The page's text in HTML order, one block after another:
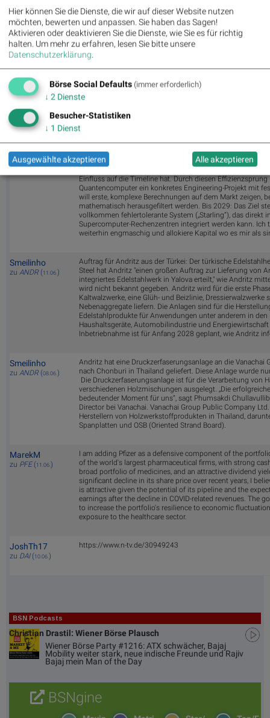
BaRaInvest
zuMSFT (07.06. )
https://de.tradingview.com/news/
wolfspelz
zuINL(12.06.)
Position verdoppelt
TradingEdge
zuINL(
Heute mit SNDK und INTC zwei Testkäufe mit sehr
nachhaltige Aufwärtsbewegung zu sein und muss sich
MrGoodinhouse
zuIBM( 11.06. )
IBM - Durchbruch bei Fehlerkorrekturverfahren Wie in
die Fehlerkorrektur einen wesentlichen Flaschenhals bei
Quantencomputer dar. IBM ist nun beim Quantum Low-
Einfluss auf die Timeline hat. Durch diesen Effizienzsprung
Quantencomputer ein konkretes Engineering-Projekt mit
will erste, komplexe Berechnungen auf dem Markt zeigen,
mathematisch herausgefiltert werden. Bis 2029: Das Ziel
vollkommen fehlertolerante System („Starling“), das direkt
Supercomputer-Rechenzentren integriert werden kann. Ich
weiterhin engmaschig und allokiere Kapital wo es mir als
Smeilinho
zu ANDR( 11.06.)
Auftrag für Andritz aus der Türkei: Der türkische
Steel hat Andritz "einen großen Auftrag zur Lieferung von
integriertes Edelstahlwerk in Yalova erteilt," wie Andritz
wird nicht bekannt gegeben. Andritz wird für die erste
Kaltwalzwerke, eine Glüh- und Beizlinie, Dressierwalzwerke
Nebenaggregate liefern. Die Anlagen sind für die
Edelstahlprodukte für Anwendungen unter anderem in den
Haushaltsgeräte, Automobilindustrie und
Inbetriebnahme ist für Anfang 2028 geplant, wie Andritz
Smeilinho
zu ANDR(08.06.)
Andritz hat eine Druckzerfaserungsanlage an die Vanachai
nach Chonburi in Thailand geliefert. Diese Anlage wurde
Die Druckzerfaserungsanlage ist für die Verarbeitung von
verschiedenen Holzmischungen ausgelegt. „Die
bedeutender Moment für uns“, sagt Phumsakdi
Director bei Vanachai. Vanachai Group Public Company
Herstellern von Holzwerkstoffprodukten in Thailand,
Spanplatten und OSB (Oriented Strand Board).
MarekM
zu PFE( 11.06.)
I am adding Pfizer as a defensive component of the
of the world's largest pharmaceutical firms, with strong
broad portfolio of medicines, and an attractive dividend
significant decline in its share price over recent years, I
is attractive given the potential of its pipeline and the
earnings after the decline in COVID-related revenues. The
to increase the portfolio's resilience to economic
exposure to the healthcare sector.
JoshTh17
zu DAI( 10.06.)
https://www.n-tv.de/30949243
BSN Podcasts
Christian Drastil: Wiener Börse Plausch
Wiener Börse Party #1216: ATX schwächer, Bajaj
Mobility weiter stark, neue indische Freunde und Rajiv
Bajaj mein Man of the Day
BSNgine
Hier können Sie die Dienste, die wir auf dieser Website nutzen
möchten, bewerten und anpassen. Sie haben das Sagen!
Aktivieren oder deaktivieren Sie die Dienste, wie Sie es für richtig
halten. Um mehr zu erfahren, lesen Sie bitte unsere
Datenschutzerklärung.
Börse Social Defaults (immer erforderlich)
↓ 2 Dienste
Besucher-Statistiken
↓ 1 Dienst
Ausgewählte akzeptieren Alle akzeptieren